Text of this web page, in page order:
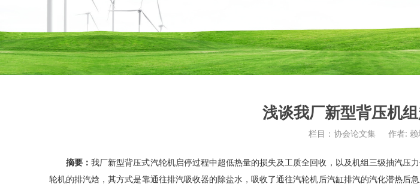
浅谈我厂新型背压机
栏目：协会论文集 作者: 赖
摘要：我厂新型背压式汽轮机启停过程中超低热量的损失及工质全回收，以及机组三级抽汽
轮机的排汽焓，其方式是靠通往排汽吸收器的除盐水，吸收了通往汽轮机后汽缸排汽的汽化潜热